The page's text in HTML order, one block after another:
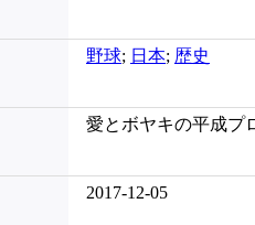
野球; 日本; 歴史
愛とボヤキの平成プ
2017-12-05